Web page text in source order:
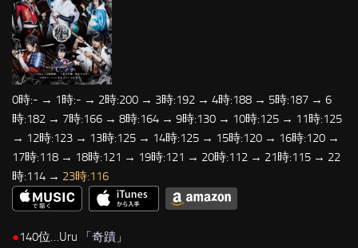
0時:- → 1時:- → 2時:200 → 3時:192 → 4時:188 → 5時:187 → 6
時:182 → 7時:166 → 8時:164 → 9時:130 → 10時:125 → 11時:125
→ 12時:123 → 13時:125 → 14時:125 → 15時:120 → 16時:120 →
17時:118 → 18時:121 → 19時:121 → 20時:112 → 21時:115 → 22
時:114 → 23時:116
●140位…Uru 「 奇蹟 」